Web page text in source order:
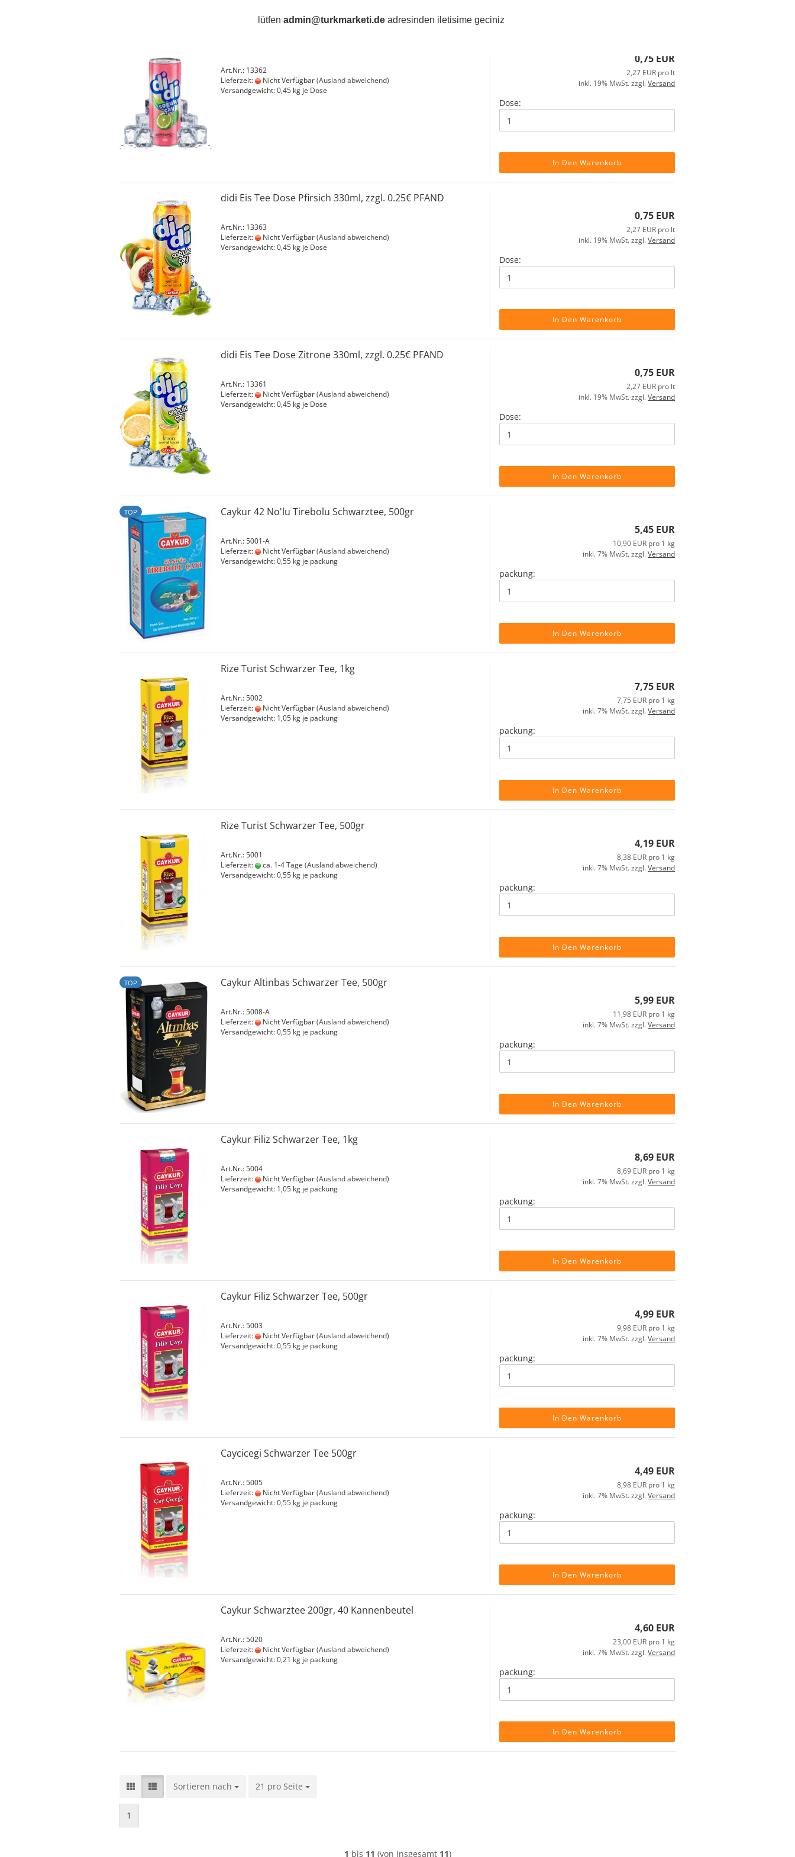
lütfen admin@turkmarketi.deadresinden iletisime geciniz
Art.Nr.: 13362
Lieferzeit:
Nicht Verfügbar(Ausland abweichend)
Versandgewicht:0,45 kg je Dose
0,75 EUR
2,27 EUR pro lt
inkl. 19% MwSt. zzgl.Versand
Dose:
In Den Warenkorb
didi Eis Tee Dose Pfirsich 330ml, zzgl. 0.25€ PFAND
Art.Nr.: 13363
Lieferzeit:
Nicht Verfügbar(Ausland abweichend)
Versandgewicht:0,45 kg je Dose
0,75 EUR
2,27 EUR pro lt
inkl. 19% MwSt. zzgl.Versand
Dose:
In Den Warenkorb
didi Eis Tee Dose Zitrone 330ml, zzgl. 0.25€ PFAND
Art.Nr.: 13361
Lieferzeit:
Nicht Verfügbar(Ausland abweichend)
Versandgewicht:0,45 kg je Dose
0,75 EUR
2,27 EUR pro lt
inkl. 19% MwSt. zzgl.Versand
Dose:
In Den Warenkorb
TOP Caykur 42 No'lu Tirebolu Schwarztee, 500gr
Art.Nr.: 5001-A
Lieferzeit:
Nicht Verfügbar(Ausland abweichend)
Versandgewicht:0,55 kg je packung
5,45 EUR
10,90 EUR pro 1 kg
inkl. 7% MwSt. zzgl.Versand
packung:
In Den Warenkorb
Rize Turist Schwarzer Tee, 1kg
Art.Nr.: 5002
Lieferzeit:
Nicht Verfügbar(Ausland abweichend)
Versandgewicht: 1,05 kg je packung
7,75 EUR
7,75 EUR pro 1 kg
inkl. 7% MwSt. zzgl.Versand
packung:
In Den Warenkorb
Rize Turist Schwarzer Tee, 500gr
Art.Nr.: 5001
Lieferzeit:
ca. 1-4 Tage (Ausland abweichend)
Versandgewicht:0,55 kg je packung
4,19 EUR
8,38 EUR pro 1 kg
inkl. 7% MwSt. zzgl.Versand
packung:
In Den Warenkorb
TOP Caykur Altinbas Schwarzer Tee, 500gr
Art.Nr.: 5008-A
Lieferzeit:
Nicht Verfügbar(Ausland abweichend)
Versandgewicht:0,55 kg je packung
5,99 EUR
11,98 EUR pro 1 kg
inkl. 7% MwSt. zzgl.Versand
packung:
In Den Warenkorb
Caykur Filiz Schwarzer Tee, 1kg
Art.Nr.: 5004
Lieferzeit:
Nicht Verfügbar(Ausland abweichend)
Versandgewicht: 1,05 kg je packung
8,69 EUR
8,69 EUR pro 1 kg
inkl. 7% MwSt. zzgl.Versand
packung:
In Den Warenkorb
Caykur Filiz Schwarzer Tee, 500gr
Art.Nr.: 5003
Lieferzeit:
Nicht Verfügbar(Ausland abweichend)
Versandgewicht:0,55 kg je packung
4,99 EUR
9,98 EUR pro 1 kg
inkl. 7% MwSt. zzgl.Versand
packung:
In Den Warenkorb
Caycicegi Schwarzer Tee 500gr
Art.Nr.: 5005
Lieferzeit:
Nicht Verfügbar(Ausland abweichend)
Versandgewicht:0,55 kg je packung
4,49 EUR
8,98 EUR pro 1 kg
inkl. 7% MwSt. zzgl.Versand
packung:
In Den Warenkorb
Caykur Schwarztee 200gr, 40 Kannenbeutel
Art.Nr.: 5020
Lieferzeit:
Nicht Verfügbar(Ausland abweichend)
Versandgewicht:0,21 kg je packung
4,60 EUR
23,00 EUR pro 1 kg
inkl. 7% MwSt. zzgl.Versand
packung:
In Den Warenkorb
Sortieren nach
Sortieren nach 21 pro Seite
pro Seite
1
1 bis 11 (von insgesamt 11)